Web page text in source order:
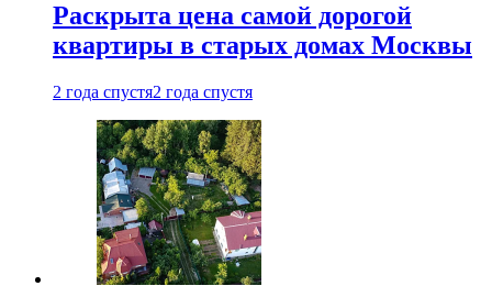
Раскрыта цена самой дорогой
квартиры в старых домах Москвы
2 года спустя2 года спустя